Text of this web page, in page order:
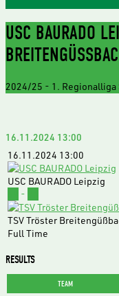
USC BAURADO
BREITENGÜSSBACH
2024/25 - 1. Regionalliga
16.11.2024 13:00
16.11.2024 13:00
USC BAURADO Leipzig
-
TSV Tröster
Full Time
RESULTS
TEAM